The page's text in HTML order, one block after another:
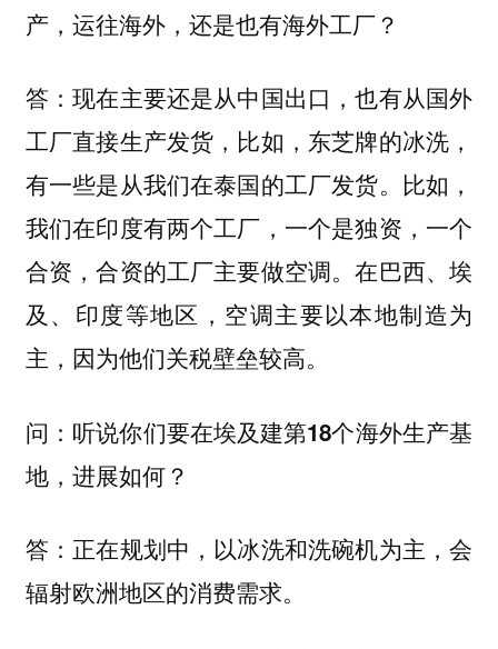
产，运往海外，还是也有海外工厂？
答：现在主要还是从中国出口，也有从国外
工厂直接生产发货，比如，东芝牌的冰洗，
有一些是从我们在泰国的工厂发货。比如，
我们在印度有两个工厂，一个是独资，一个
合资，合资的工厂主要做空调。在巴西、埃
及、印度等地区，空调主要以本地制造为
主，因为他们关税壁垒较高。
问：听说你们要在埃及建第18个海外生产基
地，进展如何？
答：正在规划中，以冰洗和洗碗机为主，会
辐射欧洲地区的消费需求。